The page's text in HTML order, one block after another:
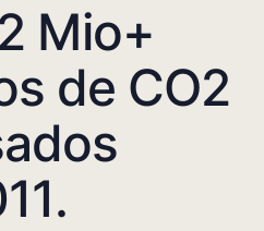
Mio+
de CO2